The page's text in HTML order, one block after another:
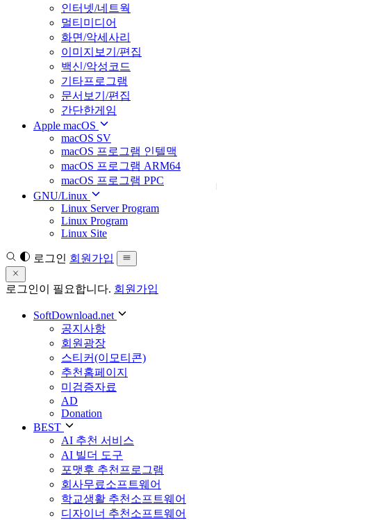
인터넷/네트웍
멀티미디어
화면/악세사리
이미지보기/편집
백신/악성코드
기타프로그램
문서보기/편집
간단한게임
Apple macOS
macOS SV
macOS 프로그램 인텔맥
macOS 프로그램 ARM64
macOS 프로그램 PPC
GNU/Linux
Linux Server Program
Linux Program
Linux Site
로그인 회원가입
로그인이 필요합니다. 회원가입
SoftDownload.net
공지사항
회원광장
스티커(이모티콘)
추천홈페이지
미검증자료
AD
Donation
BEST
AI 추천 서비스
AI 빌더 도구
포맷후 추천프로그램
회사무료소프트웨어
학교생활 추천소프트웨어
디자이너 추천소프트웨어